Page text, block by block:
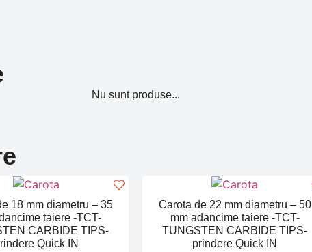
Nu sunt produse...
18 mm diametru – 35
taiere -TCT-
CARBIDE TIPS-
Quick IN
Carota de 22 mm diametru – 50
mm adancime taiere -TCT-
TUNGSTEN CARBIDE TIPS-
prindere Quick IN